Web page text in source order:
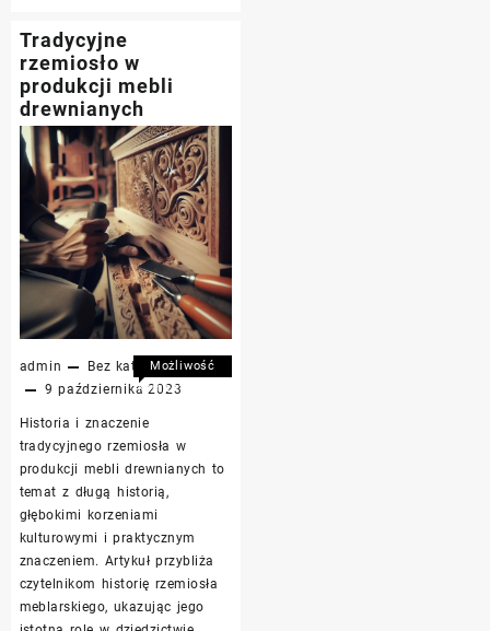
Tradycyjne
rzemiosło w
produkcji mebli
drewnianych
admin
Bez kategorii
9 października 2023
Możliwość
komentowania
w
produkcji
mebli
Historia i znaczenie
tradycyjnego rzemiosła w
produkcji mebli drewnianych to
temat z długą historią,
głębokimi korzeniami
kulturowymi i praktycznym
znaczeniem. Artykuł przybliża
czytelnikom historię rzemiosła
meblarskiego, ukazując jego